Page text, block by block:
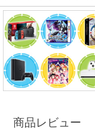
商品レビュー